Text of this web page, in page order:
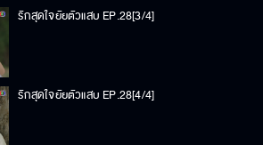
รักสุดใจยัยตัวแสบ EP.28[3/4]
รักสุดใจยัยตัวแสบ EP.28[4/4]